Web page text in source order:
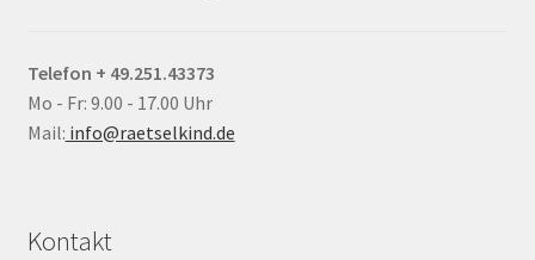
Telefon + 49.251.43373
Mo - Fr: 9.00 - 17.00 Uhr
Mail: info@raetselkind.de
Kontakt